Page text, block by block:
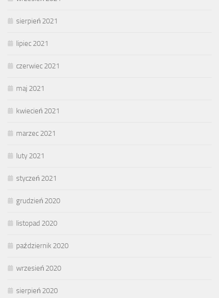
sierpień 2021
lipiec 2021
czerwiec 2021
maj 2021
kwiecień 2021
marzec 2021
luty 2021
styczeń 2021
grudzień 2020
listopad 2020
październik 2020
wrzesień 2020
sierpień 2020